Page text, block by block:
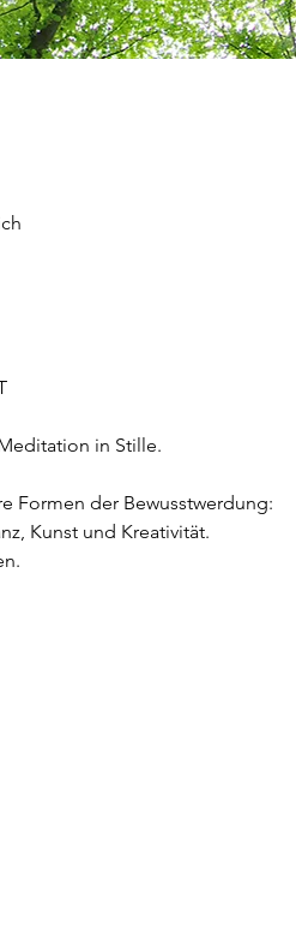
in Stille.
Formen der Bewusstwerdung:
Kunst und Kreativität.